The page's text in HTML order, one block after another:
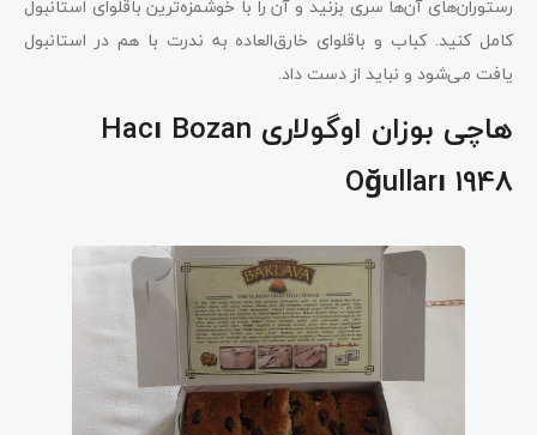
رستوران‌های آن‌ها سری بزنید و آن را با خوشمزه‌ترین باقلوای استانبول
کامل کنید. کباب و باقلوای خارق‌العاده به ندرت با هم در استانبول
یافت می‌شود و نباید از دست داد.
هاچی بوزان اوگولاری Hacı Bozan
Oğulları 1948